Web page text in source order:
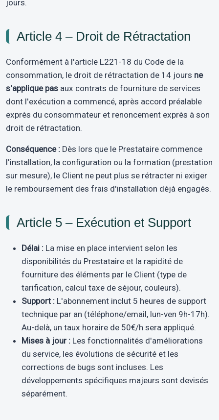
jours.
Article 4 – Droit de Rétractation
Conformément à l'article L221-18 du Code de la
consommation, le droit de rétractation de 14 jours ne
s'applique pas aux contrats de fourniture de services
dont l'exécution a commencé, après accord préalable
exprès du consommateur et renoncement exprès à son
droit de rétractation.
Conséquence : Dès lors que le Prestataire commence
l'installation, la configuration ou la formation (prestation
sur mesure), le Client ne peut plus se rétracter ni exiger
le remboursement des frais d'installation déjà engagés.
Article 5 – Exécution et Support
Délai : La mise en place intervient selon les
disponibilités du Prestataire et la rapidité de
fourniture des éléments par le Client (type de
tarification, calcul taxe de séjour, couleurs).
Support : L'abonnement inclut 5 heures de support
technique par an (téléphone/email, lun-ven 9h-17h).
Au-delà, un taux horaire de 50€/h sera appliqué.
Mises à jour : Les fonctionnalités d'améliorations
du service, les évolutions de sécurité et les
corrections de bugs sont incluses. Les
développements spécifiques majeurs sont devisés
séparément.